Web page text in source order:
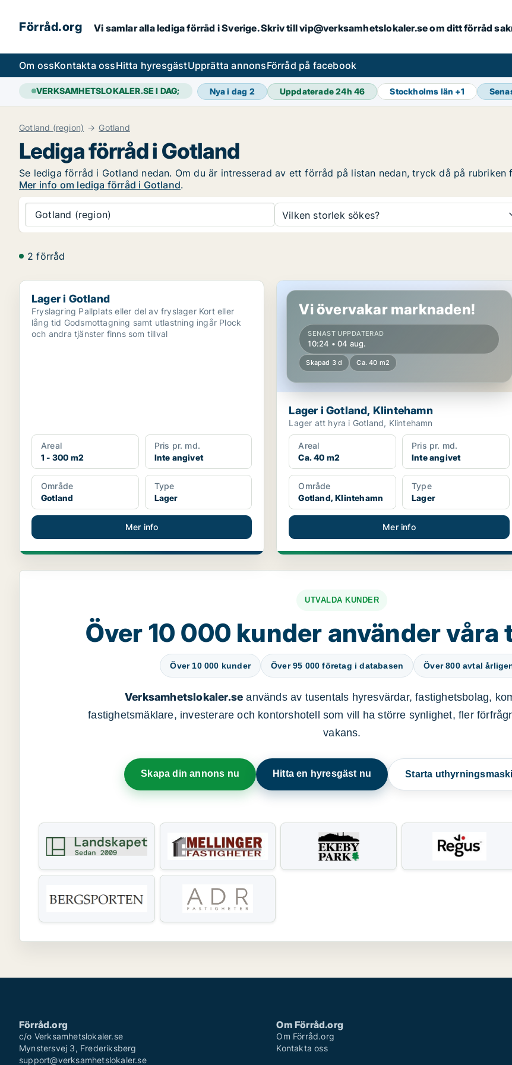
Förråd.org Vi samlar alla lediga förråd i Sverige. Skriv till vip@verksamhetslokaler.se om ditt förråd
Om ossKontakta ossHitta hyresgästUpprätta annonsFörråd på facebook
VERKSAMHETSLOKALER.SE I DAG; Nya i dag 2 Uppdaterade 24h46 Stockholms län +1
Gotland (region) Gotland
Lediga förråd i Gotland
Se lediga förråd i Gotland nedan. Om du är intresserad av ett förråd på listan nedan, tryck då på
Mer info om lediga förråd i Gotland.
Gotland (region) Vilken storlek sökes?
2 förråd
Lager i Gotland
Lager i Gotland
Fryslagring Pallplats eller del av fryslager Kort eller
lång tid Godsmottagning samt utlastning ingår Plock
och andra tjänster finns som tillval
Areal
1 - 300 m2
Pris pr. md.
Inte angivet
Område
Gotland
Type
Lager
Mer info
Lager i Gotland, Klintehamn
Vi övervakar marknaden!
SENAST UPPDATERAD
10:24 • 04 aug.
Skapad 3 d Ca. 40 m2
Lager i Gotland, Klintehamn
Lager att hyra i Gotland, Klintehamn
Areal
Ca. 40 m2
Pris pr. md.
Inte angivet
Område
Gotland, Klintehamn
Type
Lager
Mer info
UTVALDA KUNDER
Över 10 000 kunder använder våra
Över 10 000 kunder Över 95 000 företag i databasen Över 800 avtal
Verksamhetslokaler.se används av tusentals hyresvärdar, fastighetsbolag,
fastighetsmäklare, investerare och kontorshotell som vill ha större synlighet, fler
vakans.
Skapa din annons nu Hitta en hyresgäst nu Starta
Förråd.org
c/o Verksamhetslokaler.se
Mynstersvej 3, Frederiksberg
support@verksamhetslokaler.se
Om Förråd.org
Om Förråd.org
Kontakta oss